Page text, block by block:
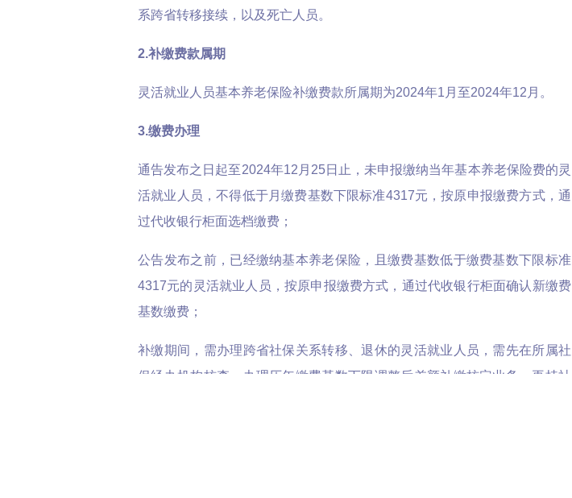
系跨省转移接续，以及死亡人员。
2.补缴费款属期
灵活就业人员基本养老保险补缴费款所属期为2024年1月至2024年12月。
3.缴费办理
通告发布之日起至2024年12月25日止，未申报缴纳当年基本养老保险费的灵
活就业人员，不得低于月缴费基数下限标准4317元，按原申报缴费方式，通
过代收银行柜面选档缴费；
公告发布之前，已经缴纳基本养老保险，且缴费基数低于缴费基数下限标准
4317元的灵活就业人员，按原申报缴费方式，通过代收银行柜面确认新缴费
基数缴费；
补缴期间，需办理跨省社保关系转移、退休的灵活就业人员，需先在所属社
保经办机构核查、办理历年缴费基数下限调整后差额补缴核定业务，再持社